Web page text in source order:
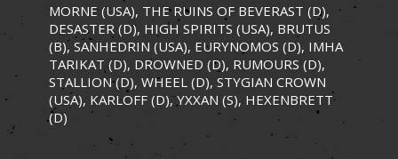
MORNE (USA), THE RUINS OF BEVERAST (D),
DESASTER (D), HIGH SPIRITS (USA), BRUTUS
(B), SANHEDRIN (USA), EURYNOMOS (D), IMHA
TARIKAT (D), DROWNED (D), RUMOURS (D),
STALLION (D), WHEEL (D), STYGIAN CROWN
(USA), KARLOFF (D), YXXAN (S), HEXENBRETT
(D)